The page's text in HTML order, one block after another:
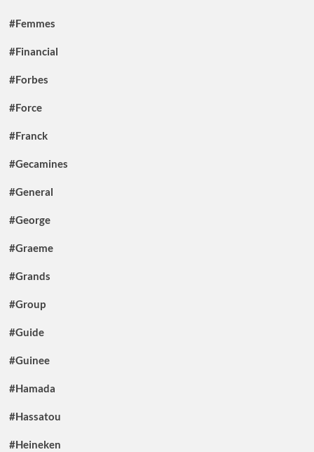
#Femmes
#Financial
#Forbes
#Force
#Franck
#Gecamines
#General
#George
#Graeme
#Grands
#Group
#Guide
#Guinee
#Hamada
#Hassatou
#Heineken